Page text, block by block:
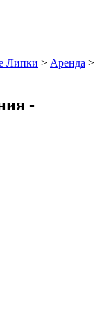
Липки > Аренда >
-